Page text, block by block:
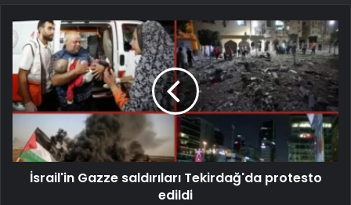
İsrail'in Gazze saldırıları Tekirdağ'da protesto
edildi